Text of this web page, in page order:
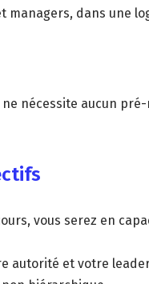
managers, dans une
nécessite aucun
vous serez en
autorité et votre